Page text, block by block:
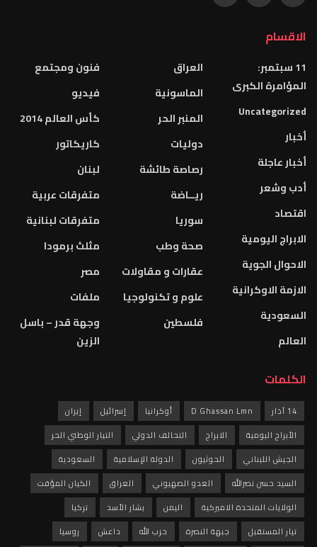
الاقسام
11 سبتمبر:
المؤامرة الكبرى
Uncategorized
أخبار
أخبار عاجلة
أدب وشعر
اقتصاد
الابراج اليومية
الاحوال الجوية
الازمة الاوكرانية
السعودية
العالم
العراق
الماسونية
المنبر الحر
دوليات
رصاصة طائشة
ريــاضة
سوريا
صحة وطب
عقارات و مقاولات
علوم و تكنولوجيا
فلسطين
فنون ومجتمع
فيديو
كأس العالم 2014
كاريكاتور
لبنان
متفرقات عربية
متفرقات لبنانية
مثلث برمودا
مصر
ملفات
وجهة قدر – باسل
الزين
الكلمات
14 آذار D Ghassan Lmn أوكرانيا إسرائيل
إيران
الأبراج اليومية
الابراج التحالف الدولي
التيار الوطني الحر
الجيش اللبناني
الحوثيون الدولة الإسلامية
السعودية
السيد حسن نصرالله
العدو الصهيوني العراق
الكيان المؤقت
الولايات المتحدة الاميركية
اليمن بشار الأسد
تركيا
تيار المستقبل
جبهة النصرة حزب الله داعش روسيا